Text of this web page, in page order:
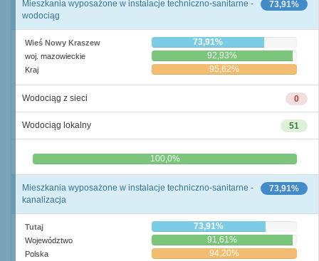
73,91%
Mieszkania wyposażone w instalacje techniczno-sanitarne -
wodociąg
Wieś Nowy Kraszew 73,91%
woj. mazowieckie 92,93%
Kraj 95,62%
0
Wodociąg z sieci
51
Wodociąg lokalny
0,0% 100,0%
73,91%
Mieszkania wyposażone w instalacje techniczno-sanitarne -
kanalizacja
Tutaj 73,91%
Województwo 91,61%
Polska 94,20%